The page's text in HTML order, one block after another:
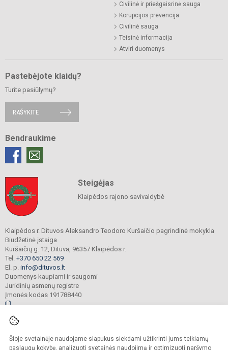
Šioje svetainėje naudojame slapukus siekdami užtikrinti jums teikiamų
paslaugų kokybę, analizuoti svetainės naudojimą ir optimizuoti naršymo
Civilinė ir priešgaisrinė sauga
Korupcijos prevencija
Civilinė sauga
Teisinė informacija
Atviri duomenys
Pastebėjote klaidų?
Turite pasiūlymų?
RAŠYKITE
Bendraukime
Steigėjas
Klaipėdos rajono savivaldybė
Klaipėdos r. Dituvos Aleksandro Teodoro Kuršaičio pagrindinė mokykla
Biudžetinė įstaiga
Kuršaičių g. 12, Dituva, 96357 Klaipėdos r.
Tel. +370 650 22 569
El. p. info@dituvos.lt
Duomenys kaupiami ir saugomi
Juridinių asmenų registre
Įmonės kodas 191788440
Visos teisės saugomos. Kopijuoti turinį be raštiško įstaigos administracijos
sutikimo griežtai draudžiama.